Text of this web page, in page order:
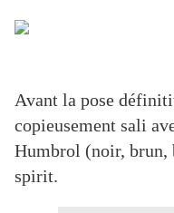
Avant la pose
copieusement sali
Humbrol (noir, brun,
spirit.